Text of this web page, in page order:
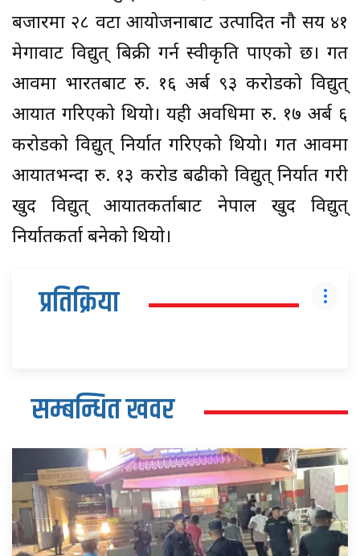
बजारमा २८ वटा आयोजनाबाट उत्पादित नौ सय ४१
मेगावाट विद्युत् बिक्री गर्न स्वीकृति पाएको छ। गत
आवमा भारतबाट रु. १६ अर्ब ९३ करोडको विद्युत्
आयात गरिएको थियो। यही अवधिमा रु. १७ अर्ब ६
करोडको विद्युत् निर्यात गरिएको थियो। गत आवमा
आयातभन्दा रु. १३ करोड बढीको विद्युत् निर्यात गरी
खुद विद्युत् आयातकर्ताबाट नेपाल खुद विद्युत्
निर्यातकर्ता बनेको थियो।
प्रतिक्रिया
सम्बन्धित खवर